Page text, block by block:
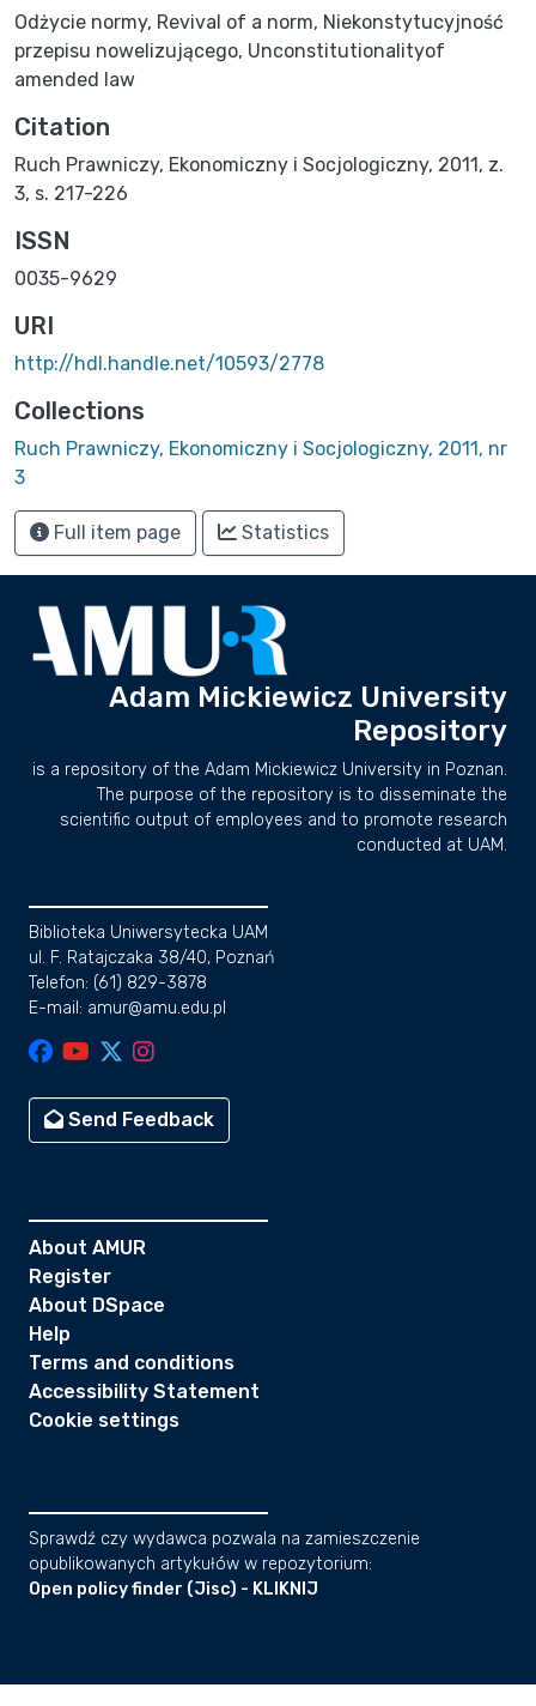
Odżycie normy, Revival of a norm, Niekonstytucyjność
przepisu nowelizującego, Unconstitutionalityof
amended law
Citation
Ruch Prawniczy, Ekonomiczny i Socjologiczny, 2011, z.
3, s. 217-226
ISSN
0035-9629
URI
http://hdl.handle.net/10593/2778
Collections
Ruch Prawniczy, Ekonomiczny i Socjologiczny, 2011, nr
3
Full item page Statistics
Adam Mickiewicz University
Repository
is a repository of the Adam Mickiewicz University in Poznan.
The purpose of the repository is to disseminate the
scientific output of employees and to promote research
conducted at UAM.
Biblioteka Uniwersytecka UAM
ul. F. Ratajczaka 38/40, Poznań
Telefon: (61) 829-3878
E-mail: amur@amu.edu.pl
Send Feedback
About AMUR
Register
About DSpace
Help
Terms and conditions
Accessibility Statement
Cookie settings
Sprawdź czy wydawca pozwala na zamieszczenie
opublikowanych artykułów w repozytorium:
Open policy finder (Jisc) - KLIKNIJ